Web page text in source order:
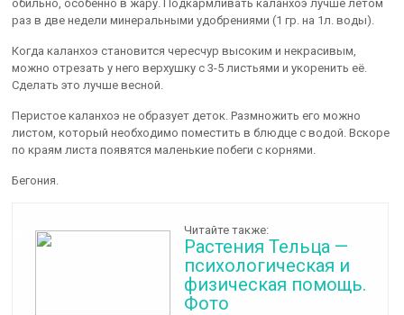
обильно, особенно в жару. Подкармливать каланхоэ лучше летом
раз в две недели минеральными удобрениями (1 гр. на 1л. воды).
Когда каланхоэ становится чересчур высоким и некрасивым,
можно отрезать у него верхушку с 3-5 листьями и укоренить её.
Сделать это лучше весной.
Перистое каланхоэ не образует деток. Размножить его можно
листом, который необходимо поместить в блюдце с водой. Вскоре
по краям листа появятся маленькие побеги с корнями.
Бегония.
Читайте также:
Растения Тельца —
психологическая и
физическая помощь.
Фото